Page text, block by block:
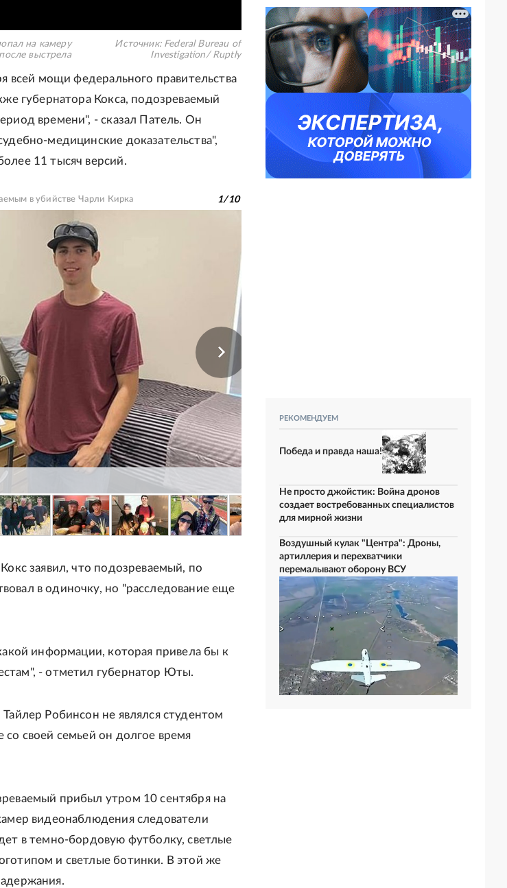
на камеру
выстрела
Источник: Federal Bureau of
Investigation/ Ruptly
всей мощи федерального правительства
губернатора Кокса, подозреваемый
времени", - сказал Патель. Он
медицинские доказательства",
11 тысяч версий.
в убийстве Чарли Кирка 1/10
заявил, что подозреваемый, по
в одиночку, но "расследование еще
информации, которая привела бы к
- отметил губернатор Юты.
Робинсон не являлся студентом
своей семьей он долгое время
прибыл утром 10 сентября на
видеонаблюдения следователи
в темно-бордовую футболку, светлые
и светлые ботинки. В этой же
РЕКОМЕНДУЕМ
Победа и правда наша!
Не просто джойстик: Война дронов
создает востребованных специалистов
для мирной жизни
Воздушный кулак "Центра": Дроны,
артиллерия и перехватчики
перемалывают оборону ВСУ